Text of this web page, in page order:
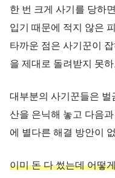
한 번 크게 사기를 당하
입기 때문에 적지 않은
타까운 점은 사기꾼이
을 제대로 돌려받지 못
대부분의 사기꾼들은
산을 은닉해 놓고 다음
에 별다른 해결 방안이
이미 돈 다 썼는데 어떻